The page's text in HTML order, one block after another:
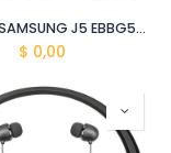
BATERIA SAMSUNG J5 EBBG530CBE
$ 0,00